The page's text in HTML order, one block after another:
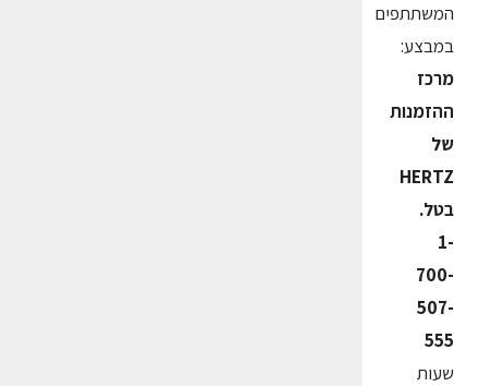
המשתתפים
במבצע:
מרכז
ההזמנות
של
HERTZ
בטל.
1-
700-
507-
555
שעות